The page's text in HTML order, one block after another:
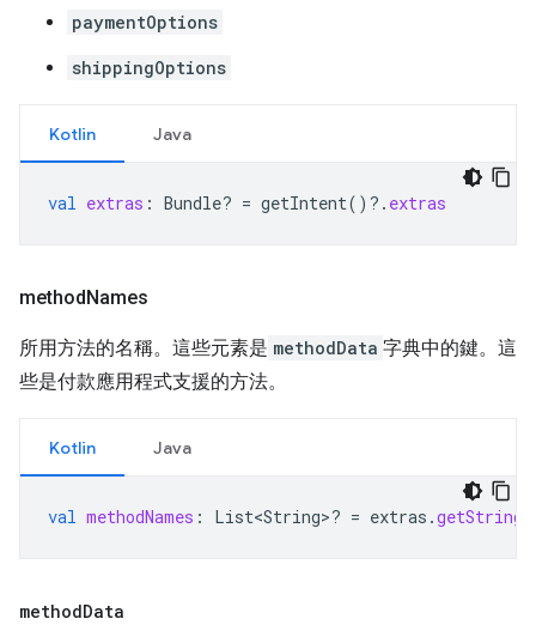
paymentOptions
shippingOptions
Kotlin Java
val extras : Bundle? = getIntent() ?. extras
methodNames
所用方法的名稱。這些元素是 methodData 字典中的鍵。這
些是付款應用程式支援的方法。
Kotlin Java
val methodNames : List<String>? = extras .
methodData